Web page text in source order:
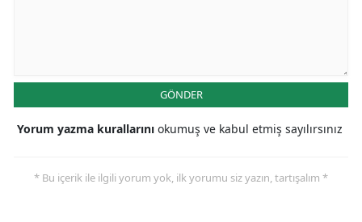
GÖNDER
Yorum yazma kurallarını okumuş ve kabul etmiş sayılırsınız
* Bu içerik ile ilgili yorum yok, ilk yorumu siz yazın, tartışalım *